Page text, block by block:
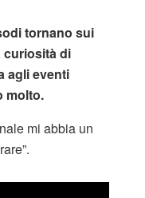
tornano sui
curiosità di
agli eventi
molto.
mi abbia un